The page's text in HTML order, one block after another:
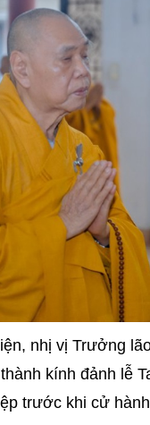
nhị vị Trưởng
kính đảnh lễ
trước khi cử